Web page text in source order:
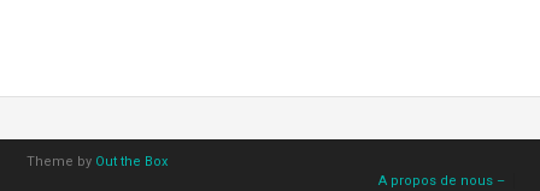
Theme by Out the Box
A propos de nous –